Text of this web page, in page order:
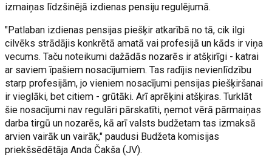
izmaiņas līdzšinējā izdienas pensiju regulējumā.
"Patlaban izdienas pensijas piešķir atkarībā no tā, cik ilgi
cilvēks strādājis konkrētā amatā vai profesijā un kāds ir viņa
vecums. Taču noteikumi dažādās nozarēs ir atšķirīgi - katrai
ar saviem īpašiem nosacījumiem. Tas radījis nevienlīdzību
starp profesijām, jo vieniem nosacījumi pensijas piešķiršanai
ir vieglāki, bet citiem - grūtāki. Arī aprēķini atšķiras. Turklāt
šie nosacījumi nav regulāri pārskatīti, ņemot vērā pārmaiņas
darba tirgū un nozarēs, kā arī valsts budžetam tas izmaksā
arvien vairāk un vairāk," paudusi Budžeta komisijas
priekšsēdētāja Anda Čakša (JV).